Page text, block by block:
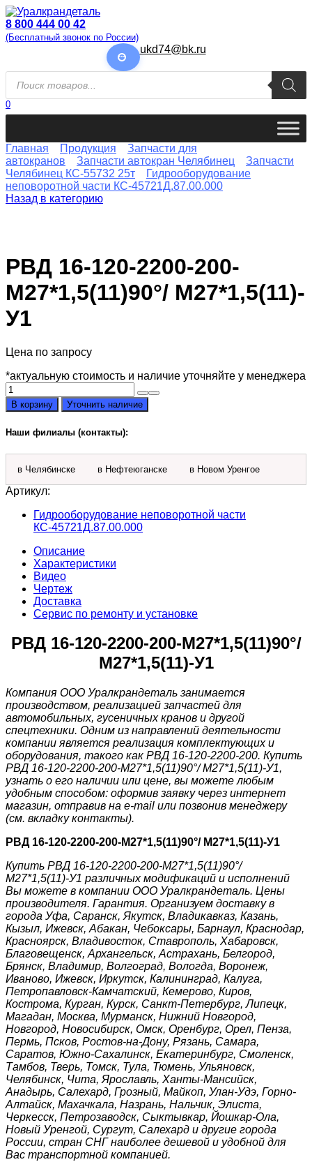
Перейти
к
содержанию
8 800 444 00 42
(Бесплатный звонок по России)
ukd74@bk.ru
Поиск
товаров
0
Главная Продукция
Запчасти для
автокранов
Запчасти автокран Челябинец
Запчасти
Челябинец КС-55732 25т
Гидрооборудование
неповоротной части КС-45721Д.87.00.000
Назад в категорию
РВД 16-120-2200-200-
М27*1,5(11)90°/ М27*1,5(11)-
У1
Цена по запросу
*актуальную стоимость и наличие уточняйте у менеджера
Количество
товара
РВД
16-
120-
2200-
200-
М27*1,5(11)90°/
М27*1,5(11)-
В корзину Уточнить наличие
Наши филиалы (контакты):
в Челябинске в Нефтеюганске в Новом Уренгое
Артикул:
Гидрооборудование неповоротной части
КС-45721Д.87.00.000
Описание
Характеристики
Видео
Чертеж
Доставка
Сервис по ремонту и установке
РВД 16-120-2200-200-М27*1,5(11)90°/
М27*1,5(11)-У1
Компания ООО Уралкрандеталь занимается
производством, реализацией запчастей для
автомобильных, гусеничных кранов и другой
спецтехники. Одним из направлений деятельности
компании является реализация комплектующих и
оборудования, такого как РВД 16-120-2200-200. Купить
РВД 16-120-2200-200-М27*1,5(11)90°/ М27*1,5(11)-У1,
узнать о его наличии или цене, вы можете любым
удобным способом: оформив заявку через интернет
магазин, отправив на e-mail или позвонив менеджеру
(см. вкладку контакты).
РВД 16-120-2200-200-М27*1,5(11)90°/ М27*1,5(11)-У1
Купить РВД 16-120-2200-200-М27*1,5(11)90°/
М27*1,5(11)-У1 различных модификаций и исполнений
Вы можете в компании ООО Уралкрандеталь. Цены
производителя. Гарантия. Организуем доставку в
города Уфа, Саранск, Якутск, Владикавказ, Казань,
Кызыл, Ижевск, Абакан, Чебоксары, Барнаул, Краснодар,
Красноярск, Владивосток, Ставрополь, Хабаровск,
Благовещенск, Архангельск, Астрахань, Белгород,
Брянск, Владимир, Волгоград, Вологда, Воронеж,
Иваново, Ижевск, Иркутск, Калининград, Калуга,
Петропавловск-Камчатский, Кемерово, Киров,
Кострома, Курган, Курск, Санкт-Петербург, Липецк,
Магадан, Москва, Мурманск, Нижний Новгород,
Новгород, Новосибирск, Омск, Оренбург, Орел, Пенза,
Пермь, Псков, Ростов-на-Дону, Рязань, Самара,
Саратов, Южно-Сахалинск, Екатеринбург, Смоленск,
Тамбов, Тверь, Томск, Тула, Тюмень, Ульяновск,
Челябинск, Чита, Ярославль, Ханты-Мансийск,
Анадырь, Салехард, Грозный, Майкоп, Улан-Удэ, Горно-
Алтайск, Махачкала, Назрань, Нальчик, Элиста,
Черкесск, Петрозаводск, Сыктывкар, Йошкар-Ола,
Новый Уренгой, Сургут, Салехард и другие города
России, стран СНГ наиболее дешевой и удобной для
Вас транспортной компанией.